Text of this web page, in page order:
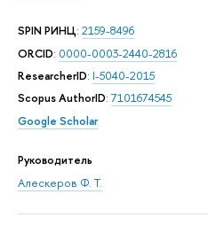
SPIN РИНЦ: 2159-8496
ORCID: 0000-0003-2440-2816
ResearcherID: I-5040-2015
Scopus AuthorID:7101674545
Google Scholar
Руководитель
Алескеров Ф. Т.